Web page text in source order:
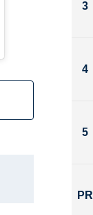
3
4
5
PR